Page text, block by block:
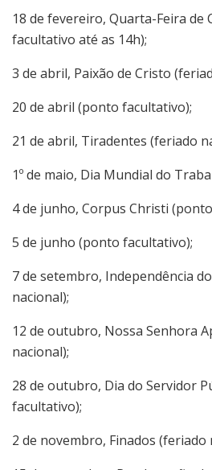
18 de fevereiro, Quarta-Feira de
facultativo até as 14h);
3 de abril, Paixão de Cristo
20 de abril (ponto facultativo);
21 de abril, Tiradentes (feriado
1º de maio, Dia Mundial do
4 de junho, Corpus Christi
5 de junho (ponto facultativo);
7 de setembro, Independência
nacional);
12 de outubro, Nossa Senhora
nacional);
28 de outubro, Dia do Servidor
facultativo);
2 de novembro, Finados (feriado